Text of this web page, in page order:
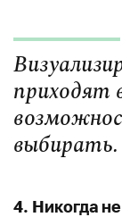
приходят
выбирать.
4. Никогда